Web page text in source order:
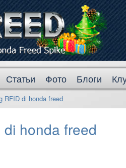
Статьи Фото Блоги
RFID di honda freed
honda freed